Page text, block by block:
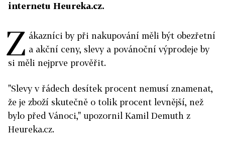
internetu Heureka.cz.
Z ákazníci by při nakupování měli být obezřetní
a akční ceny, slevy a povánoční výprodeje by
si měli nejprve prověřit.
"Slevy v řádech desítek procent nemusí znamenat,
že je zboží skutečně o tolik procent levnější, než
bylo před Vánoci," upozornil Kamil Demuth z
Heureka.cz.